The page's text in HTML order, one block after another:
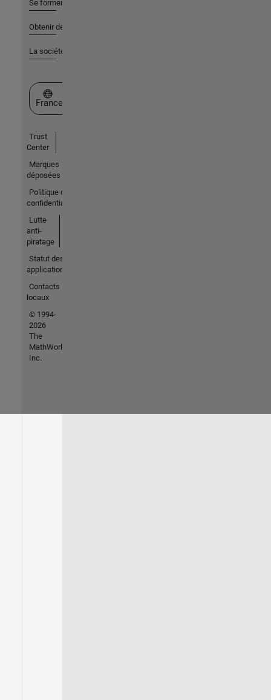
Se former
Obtenir de l'aide
La société
Sélectionner un site web
France
Trust
Center
Marques
déposées
Politique de
confidentialité
Lutte
anti-
piratage
Statut des
applications
Contacts
locaux
© 1994-
2026
The
MathWorks,
Inc.